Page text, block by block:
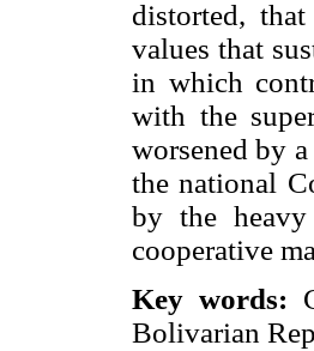
distorted,
values that
in which
with the
worsened by
the national
by the
cooperative
Key words:
Bolivarian